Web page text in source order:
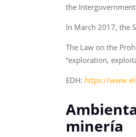
the
In March 2017, the
The Law on the
“exploration,
EDH: https://
minería